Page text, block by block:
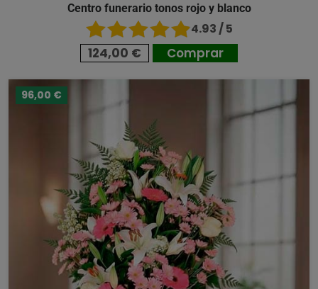
Centro funerario tonos rojo y blanco
4.93 / 5
124,00 € Comprar
96,00 €